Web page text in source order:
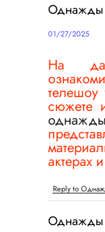
Однажды
01/27/2025
На
сюжете
актерах
Reply to
Однажды